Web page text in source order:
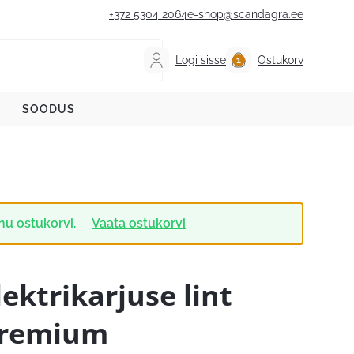
+372 5304 2064e-shop@scandagra.ee
Logi sisse Ostukorv
SOODUS
ostukorvi. Vaata ostukorvi
lint